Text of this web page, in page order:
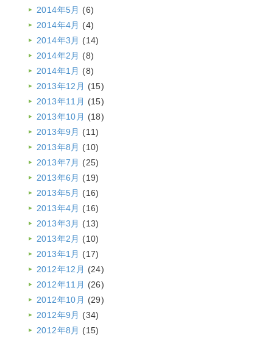
2014年5月 (6)
2014年4月 (4)
2014年3月 (14)
2014年2月 (8)
2014年1月 (8)
2013年12月 (15)
2013年11月 (15)
2013年10月 (18)
2013年9月 (11)
2013年8月 (10)
2013年7月 (25)
2013年6月 (19)
2013年5月 (16)
2013年4月 (16)
2013年3月 (13)
2013年2月 (10)
2013年1月 (17)
2012年12月 (24)
2012年11月 (26)
2012年10月 (29)
2012年9月 (34)
2012年8月 (15)